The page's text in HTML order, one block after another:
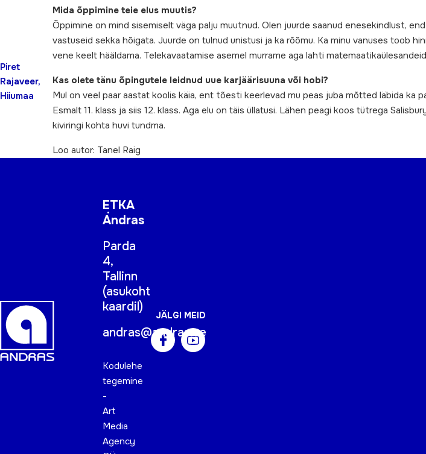
Piret
Rajaveer,
Hiiumaa
Mida õppimine teie elus muutis?
Õppimine on mind sisemiselt väga palju muutnud. Olen juurde saanud enesekindlust,
vastuseid sekka hõigata. Juurde on tulnud unistusi ja ka rõõmu. Ka minu vanuses toob
vene keelt hääldama. Telekavaatamise asemel murrame aga lahti
Kas olete tänu õpingutele leidnud uue karjäärisuuna või hobi?
Mul on veel paar aastat koolis käia, ent tõesti keerlevad mu peas juba mõtted läbida ka
Esmalt 11. klass ja siis 12. klass. Aga elu on täis üllatusi. Lähen peagi koos tütrega
kiviringi kohta huvi tundma.
Loo autor: Tanel Raig
ETKA
Andras
Parda
4,
Tallinn
(asukoht
kaardil)
andras@andras.ee
Kodulehe
tegemine
-
Art
Media
Agency
JÄLGI MEID